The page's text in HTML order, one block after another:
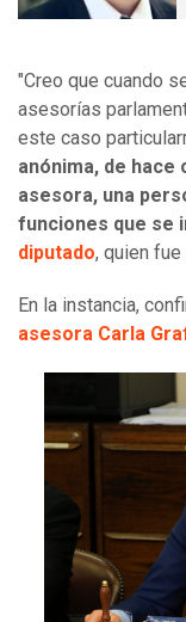
"Creo que cuando
asesorías
este caso
anónima, de hace
asesora, una
funciones que se
diputado, quien
En la instancia,
asesora Carla